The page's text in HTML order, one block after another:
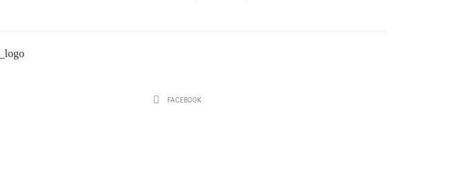
SHAREFACEBOOK